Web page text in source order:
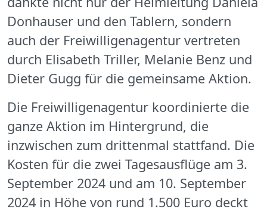
Donhauser und den Tablern, sondern
auch der Freiwilligenagentur vertreten
durch Elisabeth Triller, Melanie Benz und
Dieter Gugg für die gemeinsame Aktion.
Die Freiwilligenagentur koordinierte die
ganze Aktion im Hintergrund, die
inzwischen zum drittenmal stattfand. Die
Kosten für die zwei Tagesausflüge am 3.
September 2024 und am 10. September
2024 in Höhe von rund 1.500 Euro deckt